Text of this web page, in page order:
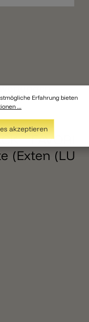
FAVORI
(Exten (LU
Erfahrung bieten
...
akzeptieren